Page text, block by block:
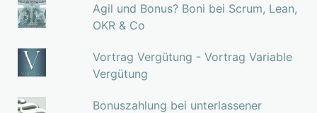
Agil und Bonus? Boni bei Scrum, Lean,
OKR & Co
Vortrag Vergütung - Vortrag Variable
Vergütung
Bonuszahlung bei unterlassener